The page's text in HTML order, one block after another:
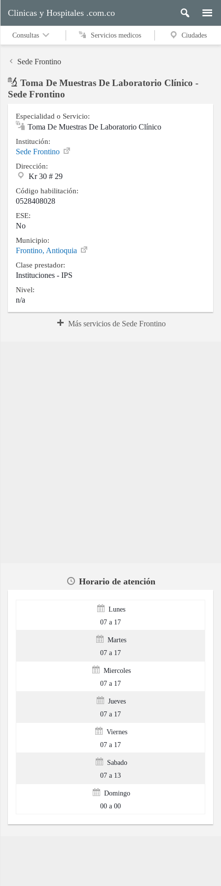
Servicios
Ciudades
Buscar
Contacto
Clinicas y Hospitales .com.co
Consultas Servicios medicos Ciudades
Sede Frontino
Toma De Muestras De Laboratorio Clínico -
Sede Frontino
Especialidad o Servicio:
Toma De Muestras De Laboratorio Clínico
Institución:
Sede Frontino
Dirección:
Kr 30 # 29
Código habilitación:
0528408028
ESE:
No
Municipio:
Frontino, Antioquia
Clase prestador:
Instituciones - IPS
Nivel:
n/a
Más servicios de Sede Frontino
Horario de atención
Lunes
07 a 17
Martes
07 a 17
Miercoles
07 a 17
Jueves
07 a 17
Viernes
07 a 17
Sabado
07 a 13
Domingo
00 a 00